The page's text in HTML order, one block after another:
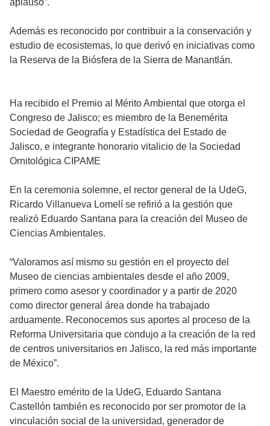
aplauso”.
Además es reconocido por contribuir a la conservación y
estudio de ecosistemas, lo que derivó en iniciativas como
la Reserva de la Biósfera de la Sierra de Manantlán.
Ha recibido el Premio al Mérito Ambiental que otorga el
Congreso de Jalisco; es miembro de la Benemérita
Sociedad de Geografía y Estadística del Estado de
Jalisco, e integrante honorario vitalicio de la Sociedad
Ornitológica CIPAME
En la ceremonia solemne, el rector general de la UdeG,
Ricardo Villanueva Lomelí se refirió a la gestión que
realizó Eduardo Santana para la creación del Museo de
Ciencias Ambientales.
“Valoramos así mismo su gestión en el proyecto del
Museo de ciencias ambientales desde el año 2009,
primero como asesor y coordinador y a partir de 2020
como director general área donde ha trabajado
arduamente. Reconocemos sus aportes al proceso de la
Reforma Universitaria que condujo a la creación de la red
de centros universitarios en Jalisco, la red más importante
de México”.
El Maestro emérito de la UdeG, Eduardo Santana
Castellón también es reconocido por ser promotor de la
vinculación social de la universidad, generador de